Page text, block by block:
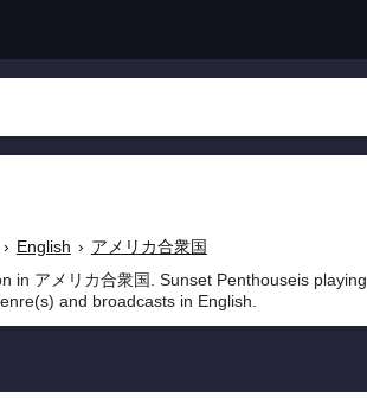
› English › アメリカ合衆国
in アメリカ合衆国. Sunset Penthouseis playing
and broadcasts in English.